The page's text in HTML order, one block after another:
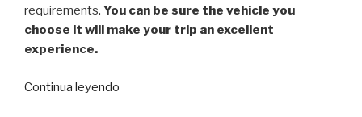
requirements. You can be sure the vehicle you
choose it will make your trip an excellent
experience.
Continua leyendo